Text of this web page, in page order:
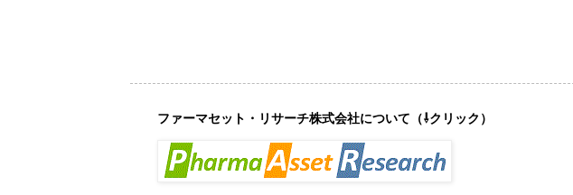
ファーマセット・リサーチ株式会社について（⇩クリック）